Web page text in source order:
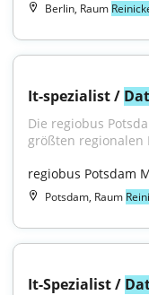
Berlin, Raum
It-spezialist /
Die regiobus
größten regionalen
regiobus Potsdam
Potsdam, Raum
It-Spezialist /